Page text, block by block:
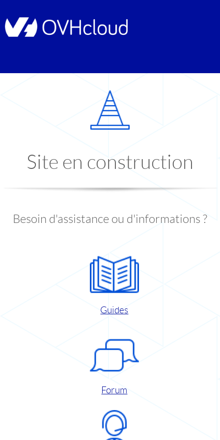
Site en construction
Besoin d'assistance ou d'informations ?
Guides
Forum